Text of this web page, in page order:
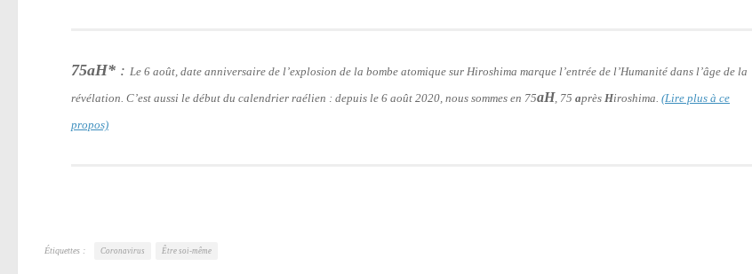
75aH* : Le 6 août, date anniversaire de l’explosion de la bombe atomique sur Hiroshima marque l’entrée de l’Humanité dans l’âge de la
révélation. C’est aussi le début du calendrier raélien : depuis le 6 août 2020, nous sommes en 75aH, 75 après Hiroshima. (Lire plus à ce
propos)
Étiquettes : Coronavirus Être soi-même